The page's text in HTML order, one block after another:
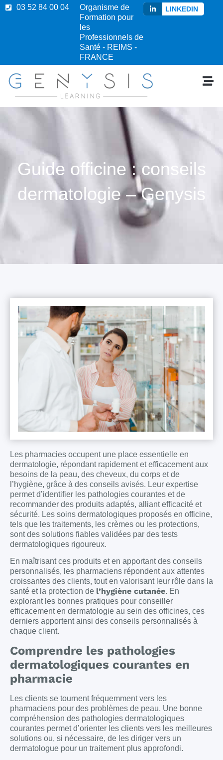
03 52 84 00 04
Organisme de
Formation pour
les
Professionnels de
Santé - REIMS -
FRANCE
LINKEDIN
Guide officine : conseils
dermatologie – Genysis
Les pharmacies occupent une place essentielle en
dermatologie, répondant rapidement et efficacement aux
besoins de la peau, des cheveux, du corps et de
l’hygiène, grâce à des conseils avisés. Leur expertise
permet d’identifier les pathologies courantes et de
recommander des produits adaptés, alliant efficacité et
sécurité. Les soins dermatologiques proposés en officine,
tels que les traitements, les crèmes ou les protections,
sont des solutions fiables validées par des tests
dermatologiques rigoureux.
En maîtrisant ces produits et en apportant des conseils
personnalisés, les pharmaciens répondent aux attentes
croissantes des clients, tout en valorisant leur rôle dans la
santé et la protection de l’hygiène cutanée. En
explorant les bonnes pratiques pour conseiller
efficacement en dermatologie au sein des officines, ces
derniers apportent ainsi des conseils personnalisés à
chaque client.
Comprendre les pathologies
dermatologiques courantes en
pharmacie
Les clients se tournent fréquemment vers les
pharmaciens pour des problèmes de peau. Une bonne
compréhension des pathologies dermatologiques
courantes permet d’orienter les clients vers les meilleures
solutions ou, si nécessaire, de les diriger vers un
dermatologue pour un traitement plus approfondi.